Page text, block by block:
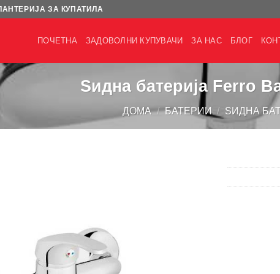
ЗА КУПАТИЛА
ПОЧЕТНА ЗАДОВОЛНИ КУПУВАЧИ ЗА НАС БЛОГ
Ѕидна батерија Ferro
ДОМА / БАТЕРИИ / ЅИДНА